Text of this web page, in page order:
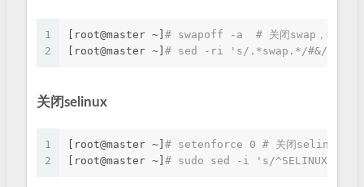
1
2
[root@master ~] # swapoff -a  # 关闭swap，临时
[root@master ~] # sed -ri 's/.*swap.*/#&/' /etc/
关闭selinux
1
2
[root@master ~] # setenforce 0 # 关闭selinux
[root@master ~] # sudo sed -i 's/